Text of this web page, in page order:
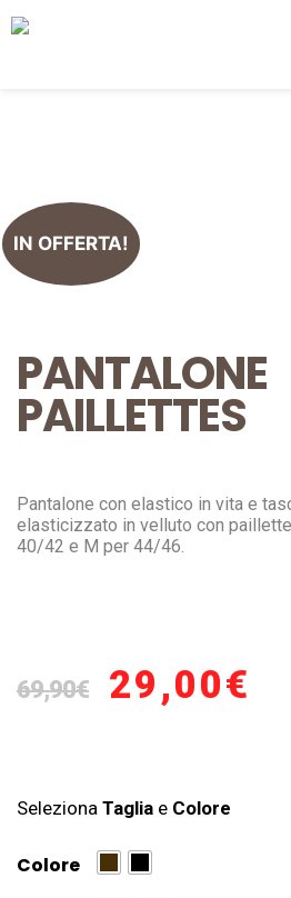
IN OFFERTA!
PANTALONE
PAILLETTES
Pantalone con elastico in vita e
elasticizzato in velluto con
40/42 e M per 44/46.
69,90€ 29,00€
Seleziona Taglia e Colore
Colore